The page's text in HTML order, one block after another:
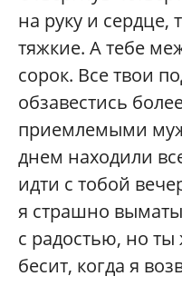
на руку и сердце,
тяжкие. А тебе
сорок. Все твои
обзавестись
приемлемыми
днем находили
идти с тобой
я страшно
с радостью, но
бесит, когда я